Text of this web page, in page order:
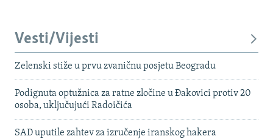
Vesti/Vijesti
Zelenski stiže u prvu zvaničnu posjetu Beogradu
Podignuta optužnica za ratne zločine u Đakovici protiv 20
osoba, uključujući Radoičića
SAD uputile zahtev za izručenje iranskog hakera